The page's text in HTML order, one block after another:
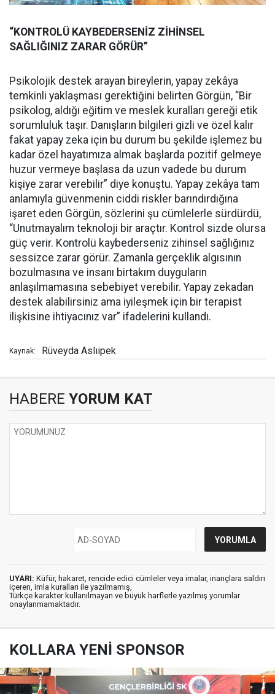
“KONTROLÜ KAYBEDERSENİZ ZİHİNSEL
SAĞLIĞINIZ ZARAR GÖRÜR”
Psikolojik destek arayan bireylerin, yapay zekâya
temkinli yaklaşması gerektiğini belirten Görgün, “Bir
psikolog, aldığı eğitim ve meslek kuralları gereği etik
sorumluluk taşır. Danışların bilgileri gizli ve özel kalır
fakat yapay zeka için bu durum bu şekilde işlemez bu
kadar özel hayatımıza almak başlarda pozitif gelmeye
huzur vermeye başlasa da uzun vadede bu durum
kişiye zarar verebilir” diye konuştu. Yapay zekâya tam
anlamıyla güvenmenin ciddi riskler barındırdığına
işaret eden Görgün, sözlerini şu cümlelerle sürdürdü,
“Unutmayalım teknoloji bir araçtır. Kontrol sizde olursa
güç verir. Kontrolü kaybederseniz zihinsel sağlığınız
sessizce zarar görür. Zamanla gerçeklik algısının
bozulmasına ve insanı birtakım duyguların
anlaşılmamasına sebebiyet verebilir. Yapay zekadan
destek alabilirsiniz ama iyileşmek için bir terapist
ilişkisine ihtiyacınız var” ifadelerini kullandı.
Kaynak: Rüveyda Aslıipek
HABERE YORUM KAT
UYARI: Küfür, hakaret, rencide edici cümleler veya imalar, inançlara saldırı
içeren, imla kuralları ile yazılmamış,
Türkçe karakter kullanılmayan ve büyük harflerle yazılmış yorumlar
onaylanmamaktadır.
KOLLARA YENİ SPONSOR